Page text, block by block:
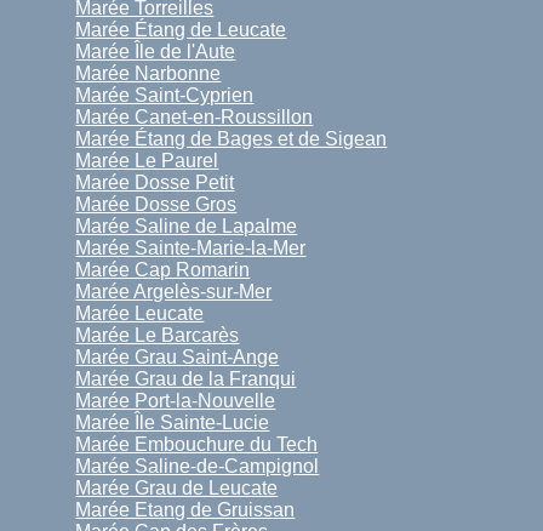
Marée Torreilles
Marée Étang de Leucate
Marée Île de l'Aute
Marée Narbonne
Marée Saint-Cyprien
Marée Canet-en-Roussillon
Marée Étang de Bages et de Sigean
Marée Le Paurel
Marée Dosse Petit
Marée Dosse Gros
Marée Saline de Lapalme
Marée Sainte-Marie-la-Mer
Marée Cap Romarin
Marée Argelès-sur-Mer
Marée Leucate
Marée Le Barcarès
Marée Grau Saint-Ange
Marée Grau de la Franqui
Marée Port-la-Nouvelle
Marée Île Sainte-Lucie
Marée Embouchure du Tech
Marée Saline-de-Campignol
Marée Grau de Leucate
Marée Etang de Gruissan